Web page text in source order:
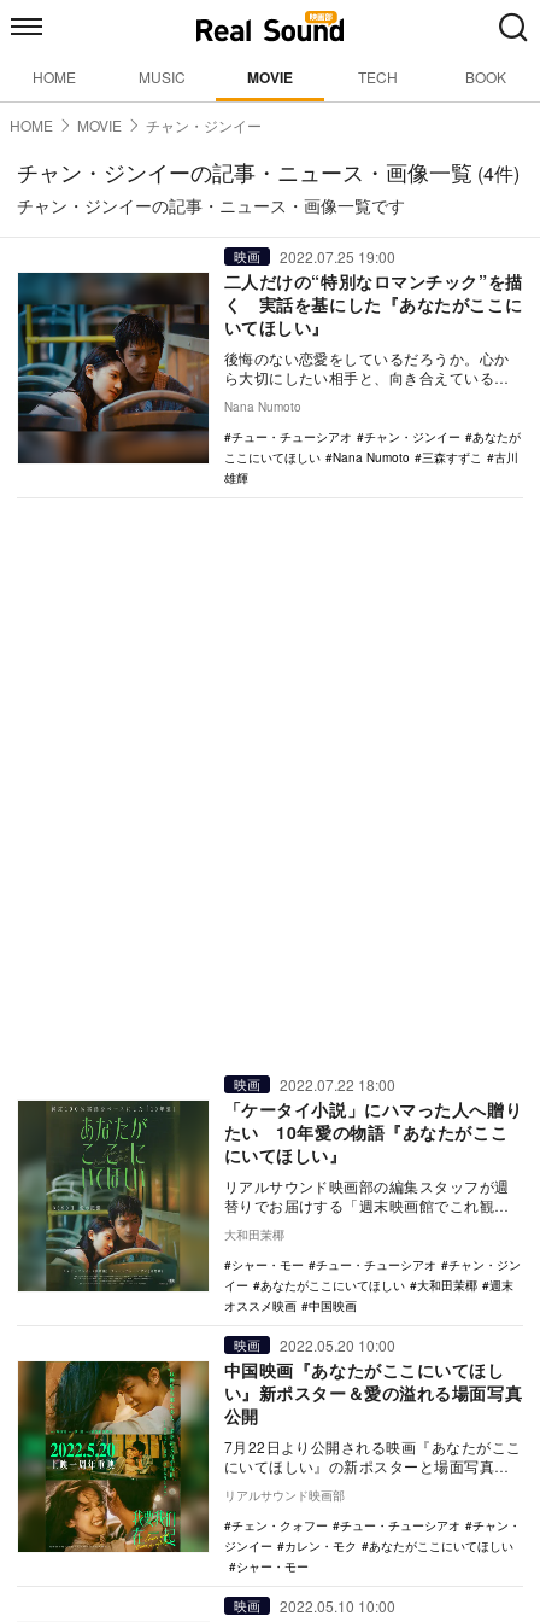
HOME MUSIC MOVIE TECH BOOK
HOME MOVIE チャン・ジンイー
チャン・ジンイーの記事・ニュース・画像一覧 (4件)
チャン・ジンイーの記事・ニュース・画像一覧です
映画 2022.07.25 19:00
二人だけの“特別なロマンチック”を描
く 実話を基にした『あなたがここに
いてほしい』
後悔のない恋愛をしているだろうか。心か
ら大切にしたい相手と、向き合えているの
たがここに…
Nana Numoto
チュー・チューシアオ
チャン・ジンイー
あなたが
ここにいてほしい
Nana Numoto 三森すずこ
古川
雄輝
映画 2022.07.22 18:00
「ケータイ小説」にハマった人へ贈り
たい 10年愛の物語『あなたがここ
にいてほしい』
リアルサウンド映画部の編集スタッフが週
替りでお届けする「週末映画館でこれ観よ
う！」。毎週末にオススメ映画・特集上映
をご紹介。今週…
大和田茉椰
シャー・モー
チュー・チューシアオ
チャン・ジン
イー
あなたがここにいてほしい 大和田茉椰
週末
オススメ映画
中国映画
映画 2022.05.20 10:00
中国映画『あなたがここにいてほし
い』新ポスター＆愛の溢れる場面写真
公開
7月22日より公開される映画『あなたがここ
にいてほしい』の新ポスターと場面写真が
公開された。 本作は、2013年1月、中国
最…
リアルサウンド映画部
チェン・クォフー
チュー・チューシアオ
チャン・
ジンイー
カレン・モク
あなたがここにいてほしい
シャー・モー
映画 2022.05.10 10:00